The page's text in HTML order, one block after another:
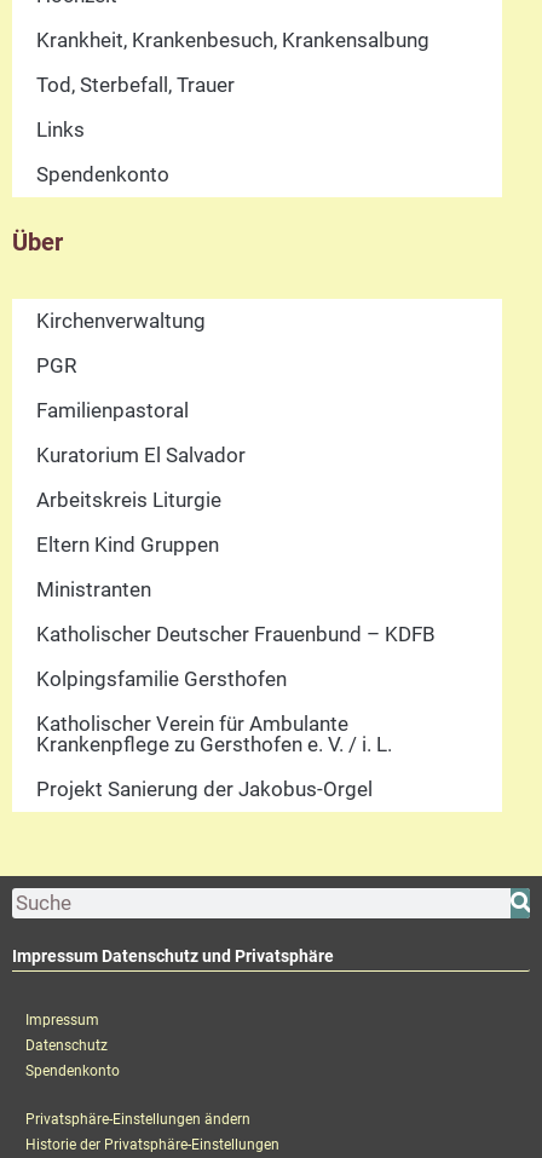
Krankheit, Krankenbesuch, Krankensalbung
Tod, Sterbefall, Trauer
Links
Spendenkonto
Über
Kirchenverwaltung
PGR
Familienpastoral
Kuratorium El Salvador
Arbeitskreis Liturgie
Eltern Kind Gruppen
Ministranten
Katholischer Deutscher Frauenbund – KDFB
Kolpingsfamilie Gersthofen
Katholischer Verein für Ambulante
Krankenpflege zu Gersthofen e. V. / i. L.
Projekt Sanierung der Jakobus-Orgel
Impressum Datenschutz und Privatsphäre
Impressum
Datenschutz
Spendenkonto
Privatsphäre-Einstellungen ändern
Historie der Privatsphäre-Einstellungen